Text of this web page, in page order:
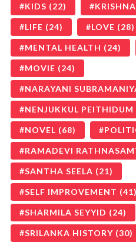
KIDS (22)
LIFE (24) LOVE (28)
MENTAL HEALTH (24)
MOVIE (24)
NARAYANI
NENJUKKUL
NOVEL (68)
RAMADEVI
SANTHA SEELA (21)
SELF IMPROVEMENT (41)
SHARMILA SEYYID (24)
SRILANKA HISTORY (30)